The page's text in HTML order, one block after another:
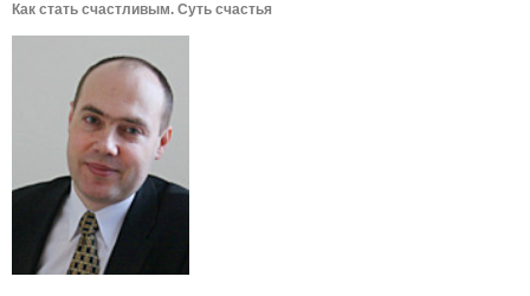
Как стать счастливым. Суть счастья